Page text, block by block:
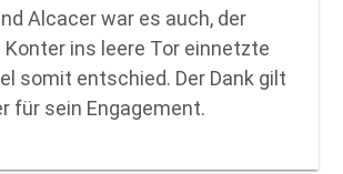
Alcacer war es auch, der
Konter ins leere Tor einnetzte
somit entschied. Der Dank gilt
für sein Engagement.